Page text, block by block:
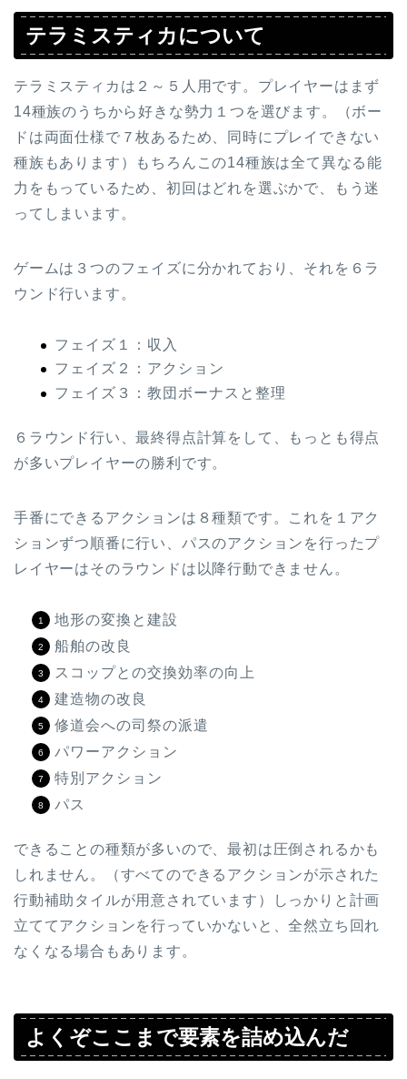
テラミスティカについて
テラミスティカは２～５人用です。プレイヤーはまず
14種族のうちから好きな勢力１つを選びます。（ボー
ドは両面仕様で７枚あるため、同時にプレイできない
種族もあります）もちろんこの14種族は全て異なる能
力をもっているため、初回はどれを選ぶかで、もう迷
ってしまいます。
ゲームは３つのフェイズに分かれており、それを６ラ
ウンド行います。
フェイズ１：収入
フェイズ２：アクション
フェイズ３：教団ボーナスと整理
６ラウンド行い、最終得点計算をして、もっとも得点
が多いプレイヤーの勝利です。
手番にできるアクションは８種類です。これを１アク
ションずつ順番に行い、パスのアクションを行ったプ
レイヤーはそのラウンドは以降行動できません。
地形の変換と建設
船舶の改良
スコップとの交換効率の向上
建造物の改良
修道会への司祭の派遣
パワーアクション
特別アクション
パス
できることの種類が多いので、最初は圧倒されるかも
しれません。（すべてのできるアクションが示された
行動補助タイルが用意されています）しっかりと計画
立ててアクションを行っていかないと、全然立ち回れ
なくなる場合もあります。
よくぞここまで要素を詰め込んだ